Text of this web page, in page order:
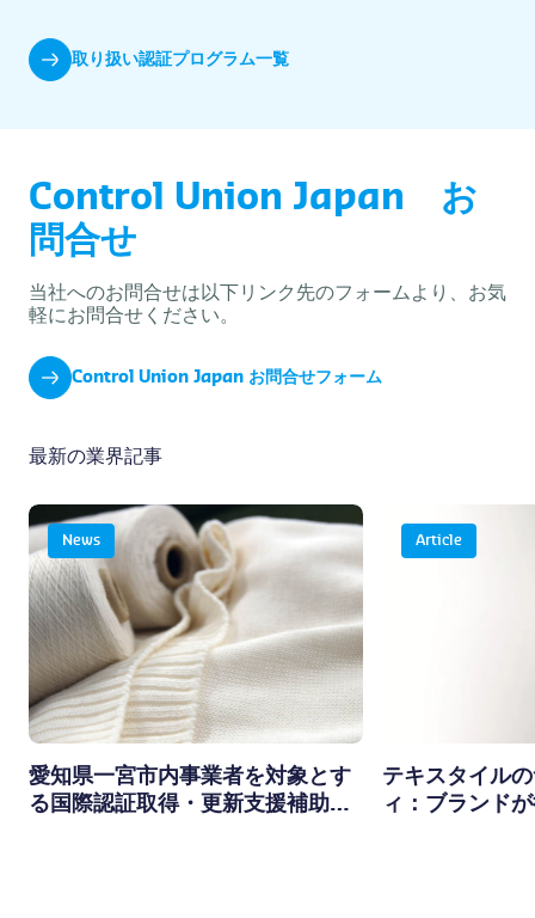
取り扱い認証プログラム一覧
Control Union Japan お
問合せ
当社へのお問合せは以下リンク先のフォームより、お気
軽にお問合せください。
Control Union Japan お問合せフォーム
最新の業界記事
News
愛知県一宮市内事業者を対象とす
る国際認証取得・更新支援補助金
Article
テキスタイル
ィ：ブランド